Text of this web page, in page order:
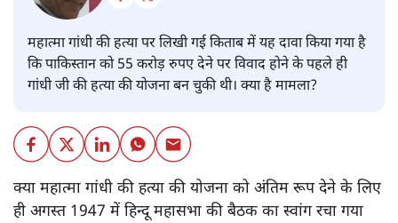
महात्मा गांधी की हत्या पर लिखी गई किताब में यह दावा किया गया है
कि पाकिस्तान को 55 करोड़ रुपए देने पर विवाद होने के पहले ही
गांधी जी की हत्या की योजना बन चुकी थी। क्या है मामला?
क्या महात्मा गांधी की हत्या की योजना को अंतिम रूप देने के लिए
ही अगस्त 1947 में हिन्दू महासभा की बैठक का स्वांग रचा गया